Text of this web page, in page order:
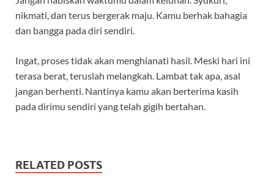
nikmati, dan terus bergerak maju. Kamu berhak bahagia
dan bangga pada diri sendiri.
Ingat, proses tidak akan menghianati hasil. Meski hari ini
terasa berat, teruslah melangkah. Lambat tak apa, asal
jangan berhenti. Nantinya kamu akan berterima kasih
pada dirimu sendiri yang telah gigih bertahan.
RELATED POSTS